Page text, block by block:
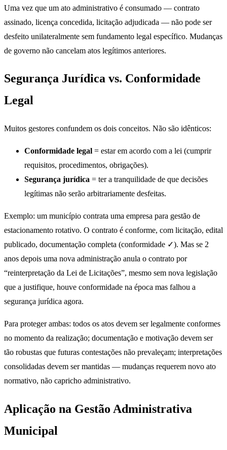
Uma vez que um ato administrativo é consumado — contrato
assinado, licença concedida, licitação adjudicada — não pode ser
desfeito unilateralmente sem fundamento legal específico. Mudanças
de governo não cancelam atos legítimos anteriores.
Segurança Jurídica vs. Conformidade
Legal
Muitos gestores confundem os dois conceitos. Não são idênticos:
Conformidade legal = estar em acordo com a lei (cumprir
requisitos, procedimentos, obrigações).
Segurança jurídica = ter a tranquilidade de que decisões
legítimas não serão arbitrariamente desfeitas.
Exemplo: um município contrata uma empresa para gestão de
estacionamento rotativo. O contrato é conforme, com licitação, edital
publicado, documentação completa (conformidade ✓). Mas se 2
anos depois uma nova administração anula o contrato por
“reinterpretação da Lei de Licitações”, mesmo sem nova legislação
que a justifique, houve conformidade na época mas falhou a
segurança jurídica agora.
Para proteger ambas: todos os atos devem ser legalmente conformes
no momento da realização; documentação e motivação devem ser
tão robustas que futuras contestações não prevaleçam; interpretações
consolidadas devem ser mantidas — mudanças requerem novo ato
normativo, não capricho administrativo.
Aplicação na Gestão Administrativa
Municipal